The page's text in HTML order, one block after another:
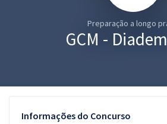
Preparação a longo
GCM -
Informações do Concurso